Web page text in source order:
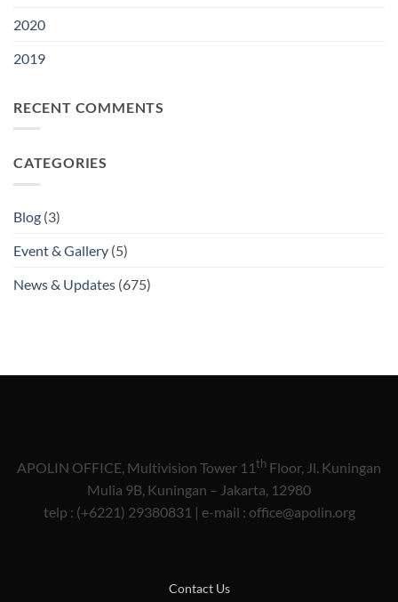
2020
2019
RECENT COMMENTS
CATEGORIES
Blog (3)
Event & Gallery (5)
News & Updates (675)
APOLIN OFFICE, Multivision Tower 11th Floor, Jl. Kuningan
Mulia 9B, Kuningan – Jakarta, 12980
telp : (+6221) 29380831 | e-mail : office@apolin.org
Contact Us